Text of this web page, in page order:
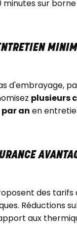
minutes sur
d'embrayage,
plusieurs
par an en
des
Réductions
aux